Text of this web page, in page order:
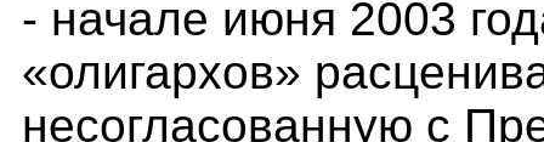
- начале июня 2003
«олигархов»
несогласованную с